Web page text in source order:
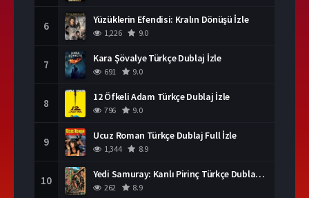
6 Yüzüklerin Efendisi: Kralın Dönüşü İzle
1,226 9.0
7 Kara Şövalye Türkçe Dublaj İzle
691 9.0
8 12 Öfkeli Adam Türkçe Dublaj İzle
796 9.0
9 Ucuz Roman Türkçe Dublaj Full İzle
1,344 8.9
10 Yedi Samuray: Kanlı Pirinç Türkçe Dublaj İzle
262 8.9